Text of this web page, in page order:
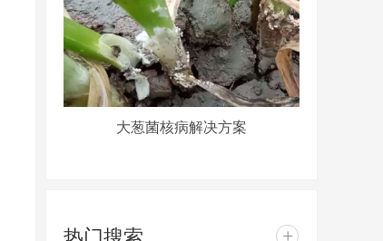
大葱菌核病解决方案
热门搜索 +